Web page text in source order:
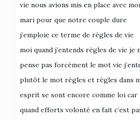
vie nous avions mis en place avec
mari pour que notre couple dure
j’emploie ce terme de règles de vie
moi quand j’entends règles de vie je
pense pas forcément le mot vie
plutôt le mot règles et règles dans
esprit se sont encore comme loi car
quand efforts volonté en fait c’est